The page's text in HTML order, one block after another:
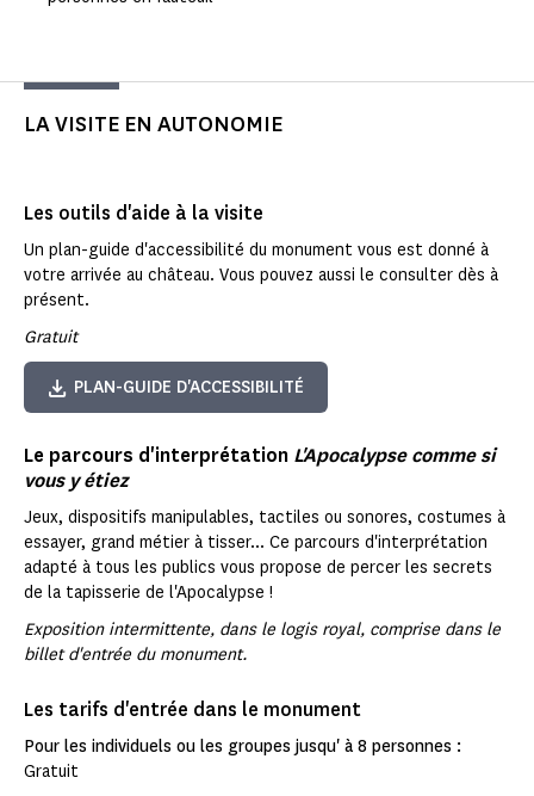
LA VISITE EN AUTONOMIE
Les outils d'aide à la visite
Un plan-guide d'accessibilité du monument vous est donné à
votre arrivée au château. Vous pouvez aussi le consulter dès à
présent.
Gratuit
PLAN-GUIDE D'ACCESSIBILITÉ
Le parcours d'interprétation L'Apocalypse comme si
vous y étiez
Jeux, dispositifs manipulables, tactiles ou sonores, costumes à
essayer, grand métier à tisser... Ce parcours d'interprétation
adapté à tous les publics vous propose de percer les secrets
de la tapisserie de l'Apocalypse !
Exposition intermittente, dans le logis royal, comprise dans le
billet d'entrée du monument.
Les tarifs d'entrée dans le monument
Pour les individuels ou les groupes jusqu' à 8 personnes :
Gratuit